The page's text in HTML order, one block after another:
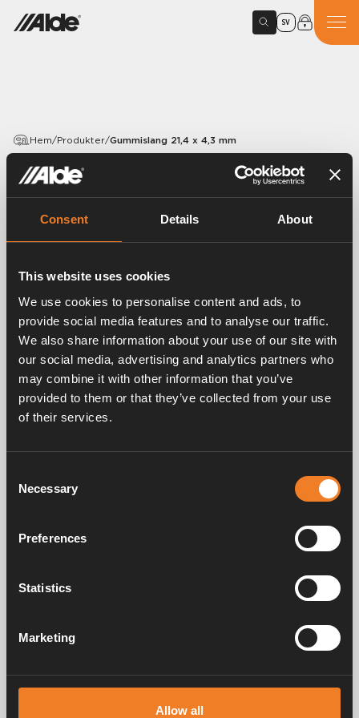
Consent Details About
This website uses cookies
We use cookies to personalise content and ads, to
provide social media features and to analyse our traffic.
We also share information about your use of our site with
our social media, advertising and analytics partners who
may combine it with other information that you’ve
provided to them or that they’ve collected from your use
of their services.
Selection
Necessary
Preferences
Statistics
Marketing
Allow all
SV
Hem/Produkter/Gummislang 21,4 x 4,3 mm
PRODUKTER
Gummislang 21,4 x 4,3 mm
Gummislang EPDM 21,4×4,25 mm.
Metervara. 25 m/förp.
Frågor & svar
Manualer & dokument
värmesystem för husbilar och husvagnar. Redan då förstod vi hur
viktigt det är att ta med sig hemmets komfort på resan. Med Alde känns